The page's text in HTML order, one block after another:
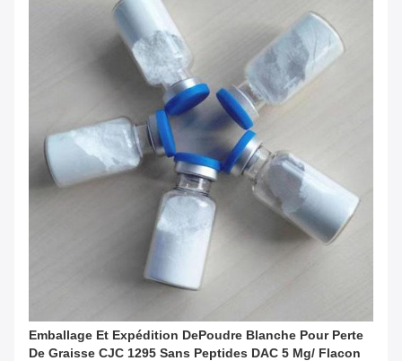
Emballage Et Expédition DePoudre Blanche Pour Perte
De Graisse CJC 1295 Sans Peptides DAC 5 Mg/ Flacon